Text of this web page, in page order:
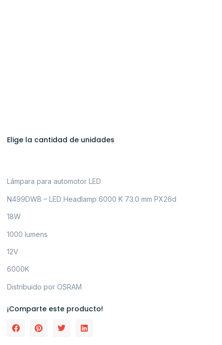
Elige la cantidad de unidades
Lámpara para automotor LED
N499DWB – LED Headlamp 6000 K 73.0 mm PX26d
18W
1000 lumens
12V
6000K
Distribuido por OSRAM
¡Comparte este producto!